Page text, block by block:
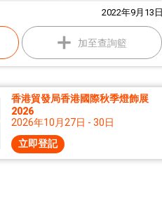
2022年9月13日
加至查詢籃
香港貿發局香港國際秋季燈飾展
2026
2026年10月27日 - 30日
立即登記